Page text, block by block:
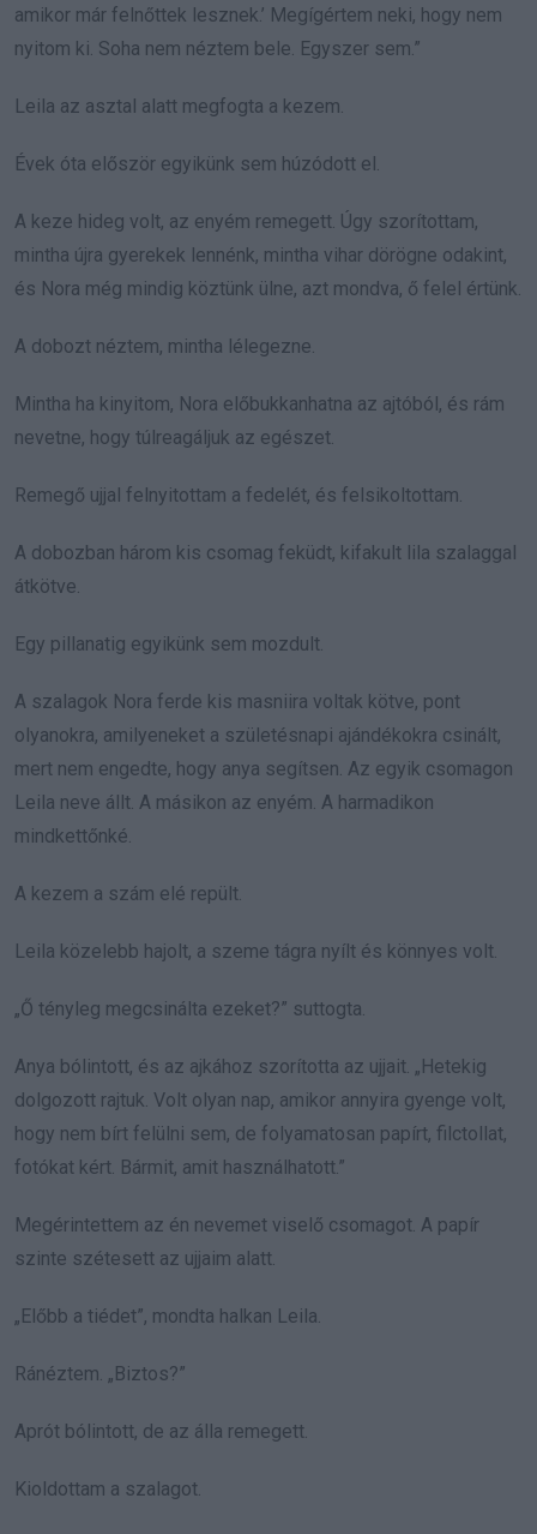
amikor már felnőttek lesznek.’ Megígértem neki, hogy nem
nyitom ki. Soha nem néztem bele. Egyszer sem.”
Leila az asztal alatt megfogta a kezem.
Évek óta először egyikünk sem húzódott el.
A keze hideg volt, az enyém remegett. Úgy szorítottam,
mintha újra gyerekek lennénk, mintha vihar dörögne odakint,
és Nora még mindig köztünk ülne, azt mondva, ő felel értünk.
A dobozt néztem, mintha lélegezne.
Mintha ha kinyitom, Nora előbukkanhatna az ajtóból, és rám
nevetne, hogy túlreagáljuk az egészet.
Remegő ujjal felnyitottam a fedelét, és felsikoltottam.
A dobozban három kis csomag feküdt, kifakult lila szalaggal
átkötve.
Egy pillanatig egyikünk sem mozdult.
A szalagok Nora ferde kis masniira voltak kötve, pont
olyanokra, amilyeneket a születésnapi ajándékokra csinált,
mert nem engedte, hogy anya segítsen. Az egyik csomagon
Leila neve állt. A másikon az enyém. A harmadikon
mindkettőnké.
A kezem a szám elé repült.
Leila közelebb hajolt, a szeme tágra nyílt és könnyes volt.
„Ő tényleg megcsinálta ezeket?” suttogta.
Anya bólintott, és az ajkához szorította az ujjait. „Hetekig
dolgozott rajtuk. Volt olyan nap, amikor annyira gyenge volt,
hogy nem bírt felülni sem, de folyamatosan papírt, filctollat,
fotókat kért. Bármit, amit használhatott.”
Megérintettem az én nevemet viselő csomagot. A papír
szinte szétesett az ujjaim alatt.
„Előbb a tiédet”, mondta halkan Leila.
Ránéztem. „Biztos?”
Aprót bólintott, de az álla remegett.
Kioldottam a szalagot.